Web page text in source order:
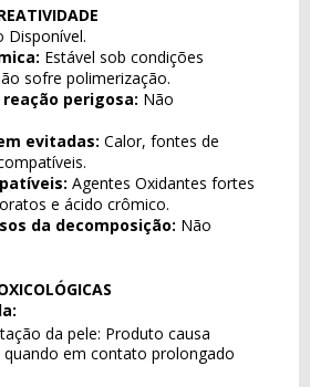
Disponível.
Estável sob condições
sofre polimerização.
perigosa: Não
evitadas: Calor, fontes de
Agentes Oxidantes fortes
e ácido crômico.
da decomposição: Não
da pele: Produto causa
quando em contato prolongado